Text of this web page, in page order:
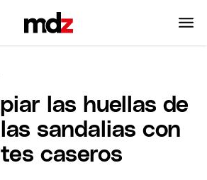
las huellas de
sandalias con
caseros